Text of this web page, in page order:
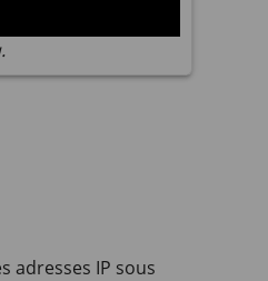
adresses IP sous